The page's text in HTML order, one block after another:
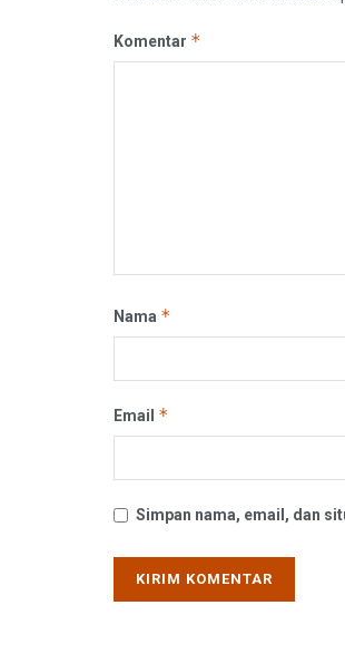
Komentar *
Nama *
Email *
Simpan nama, email, dan